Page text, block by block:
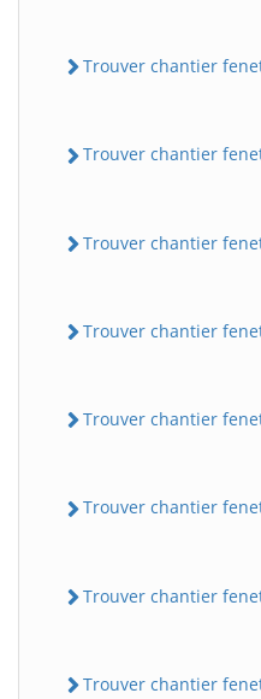
Trouver chantier
Trouver chantier
Trouver chantier
Trouver chantier
Trouver chantier
Trouver chantier
Trouver chantier
Trouver chantier